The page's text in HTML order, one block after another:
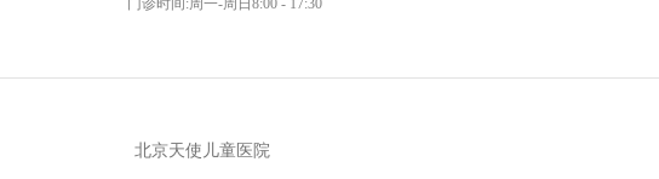
北京天使儿童医院